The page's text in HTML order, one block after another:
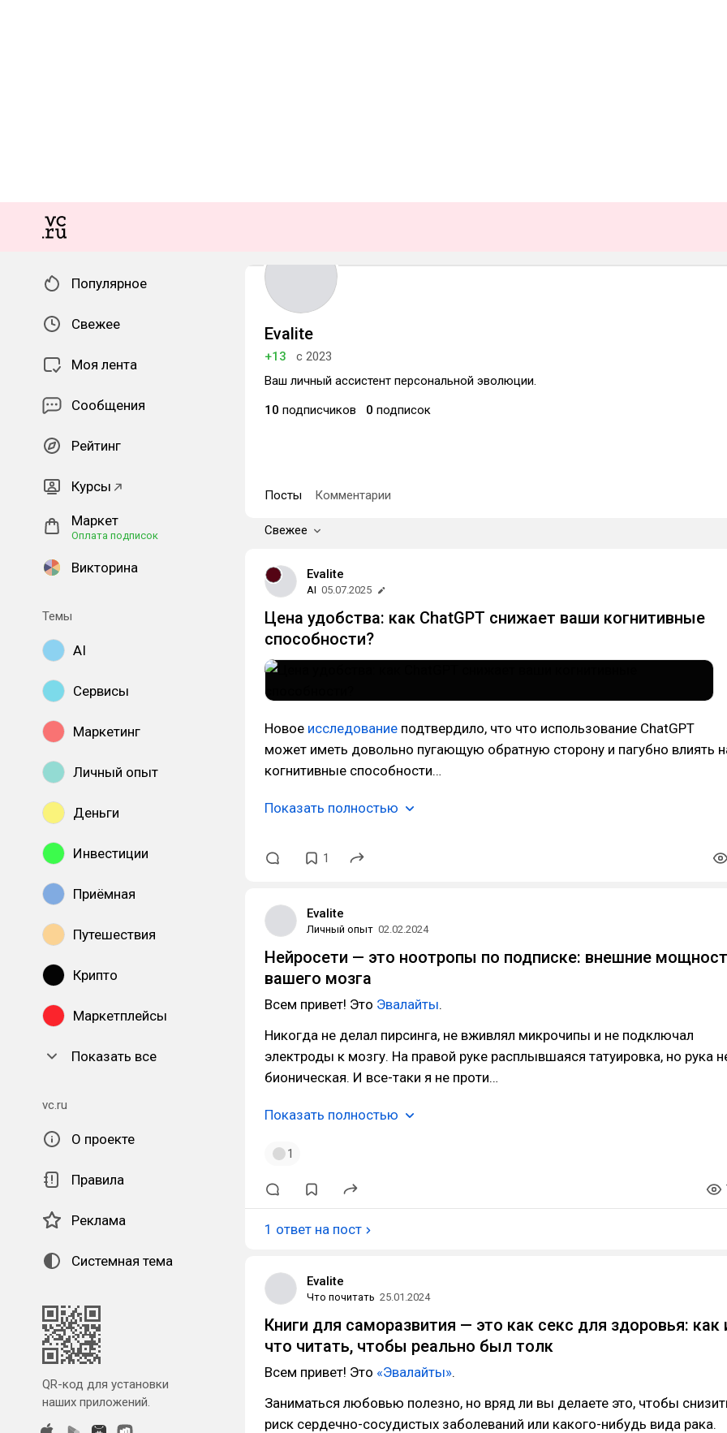
Популярное
Свежее
Моя лента
Сообщения
Рейтинг
Курсы
Маркет
Оплата подписок
Викторина
Темы
AI
Сервисы
Маркетинг
Личный опыт
Деньги
Инвестиции
Приёмная
Путешествия
Крипто
Маркетплейсы
Показать все
vc.ru
О проекте
Правила
Реклама
Системная тема
QR-код для установки
наших приложений.
Evalite
+13
с 2023
Ваш личный ассистент персональной эволюции.
10 подписчиков 0 подписок
Посты Комментарии
Свежее
Evalite
AI 05.07.2025
Цена удобства: как ChatGPT снижает ваши когнитивные
способности?
Новое исследование подтвердило, что что использование ChatGPT
может иметь довольно пугающую обратную сторону и пагубно влиять
когнитивные способности…
Показать полностью
1
Evalite
Личный опыт 02.02.2024
Нейросети — это ноотропы по подписке: внешние
вашего мозга
Всем привет! Это Эвалайты.
Никогда не делал пирсинга, не вживлял микрочипы и не подключал
электроды к мозгу. На правой руке расплывшаяся татуировка, но рука
бионическая. И все-таки я не проти…
Показать полностью
1
1 ответ на пост
Evalite
Что почитать 25.01.2024
Книги для саморазвития — это как секс для здоровья: как
что читать, чтобы реально был толк
Всем привет! Это «Эвалайты».
Заниматься любовью полезно, но вряд ли вы делаете это, чтобы
риск сердечно-сосудистых заболеваний или какого-нибудь вида рака.